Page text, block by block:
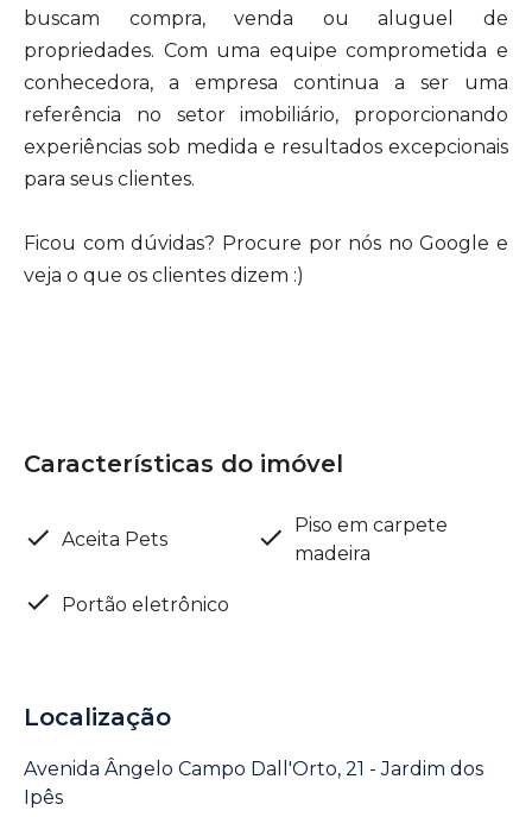
buscam compra, venda ou aluguel de
propriedades. Com uma equipe comprometida e
conhecedora, a empresa continua a ser uma
referência no setor imobiliário, proporcionando
experiências sob medida e resultados excepcionais
para seus clientes.
Ficou com dúvidas? Procure por nós no Google e
veja o que os clientes dizem :)
Características do imóvel
Aceita Pets
Piso em carpete
madeira
Portão eletrônico
Localização
Avenida Ângelo Campo Dall'Orto, 21 - Jardim dos
Ipês